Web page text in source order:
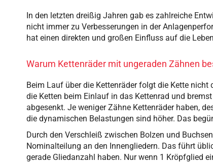
In den letzten dreißig Jahren gab es zahlreiche
nicht immer zu Verbesserungen in der
hat einen direkten und großen Einfluss auf die
Warum Kettenräder mit ungeraden Zähnen
Beim Lauf über die Kettenräder folgt die Kette
die Ketten beim Einlauf in das Kettenrad und
abgesenkt. Je weniger Zähne Kettenräder haben,
die dynamischen Belastungen sind höher. Das
Durch den Verschleiß zwischen Bolzen und
Nominalteilung an den Innengliedern. Das führt
gerade Gliedanzahl haben. Nur wenn 1 Kröpfglied